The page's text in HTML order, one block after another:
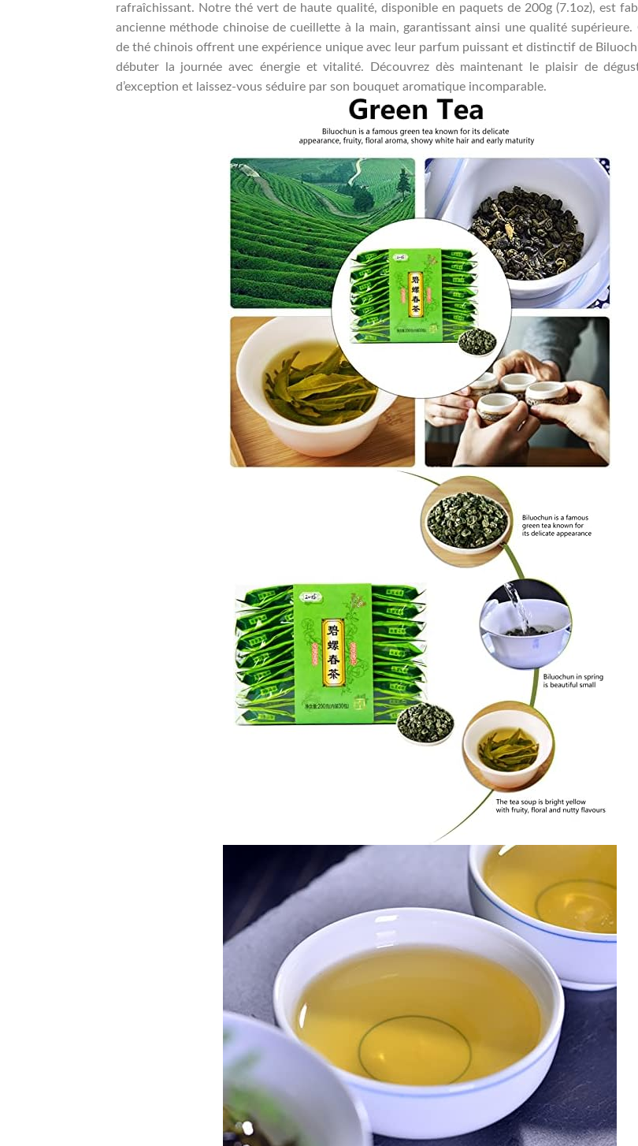
rafraîchissant. Notre thé vert de haute qualité, disponible en paquets de 200g (7.1oz), est
ancienne méthode chinoise de cueillette à la main, garantissant ainsi une qualité supérieure.
de thé chinois offrent une expérience unique avec leur parfum puissant et distinctif de
débuter la journée avec énergie et vitalité. Découvrez dès maintenant le plaisir de
d’exception et laissez-vous séduire par son bouquet aromatique incomparable.